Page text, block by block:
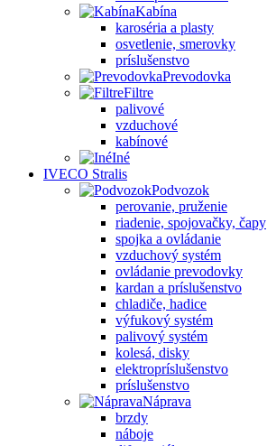
Kabína
karoséria a plasty
osvetlenie, smerovky
príslušenstvo
Prevodovka
Filtre
palivové
vzduchové
kabínové
Iné
IVECO Stralis
Podvozok
perovanie, pruženie
riadenie, spojovačky, čapy
spojka a ovládanie
vzduchový systém
ovládanie prevodovky
kardan a príslušenstvo
chladiče, hadice
výfukový systém
palivový systém
kolesá, disky
elektropríslušenstvo
príslušenstvo
Náprava
brzdy
náboje